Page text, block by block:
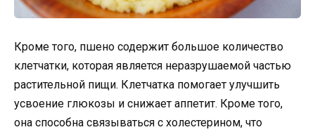
Кроме того, пшено содержит большое количество
клетчатки, которая является неразрушаемой частью
растительной пищи. Клетчатка помогает улучшить
усвоение глюкозы и снижает аппетит. Кроме того,
она способна связываться с холестерином, что